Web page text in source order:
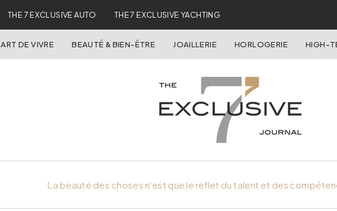
THE 7 EXCLUSIVE AUTO THE 7 EXCLUSIVE YACHTING
ART DE VIVRE BEAUTÉ & BIEN-ÊTRE JOAILLERIE HORLOGERIE HIGH-
La beauté des choses n'est que le reflet du talent et des